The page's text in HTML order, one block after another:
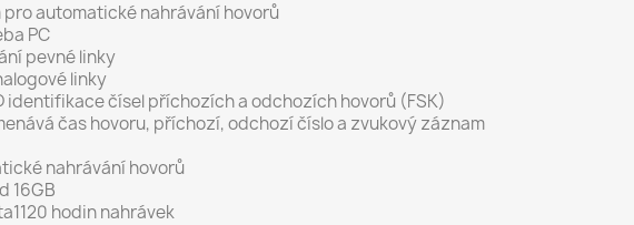
pro automatické nahrávání hovorů
PC
pevné linky
linky
identifikace čísel příchozích a odchozích hovorů (FSK)
čas hovoru, příchozí, odchozí číslo a zvukový záznam
nahrávání hovorů
16GB
hodin nahrávek